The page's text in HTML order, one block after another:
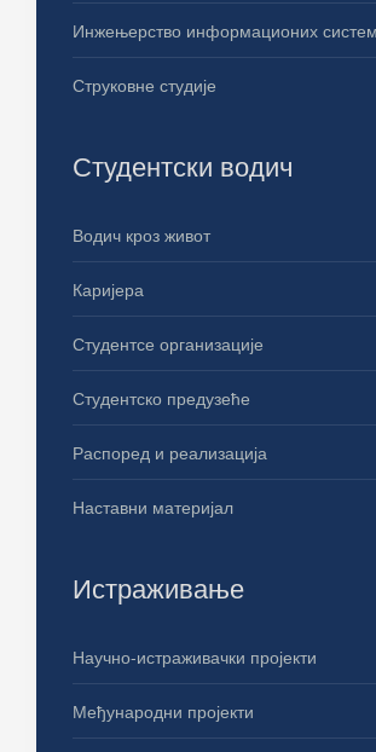
Инжењерство информационих
Струковне студије
Студентски водич
Водич кроз живот
Каријера
Студентсе организације
Студентско предузеће
Распоред и реализација
Наставни материјал
Истраживање
Научно-истраживачки пројекти
Међународни пројекти